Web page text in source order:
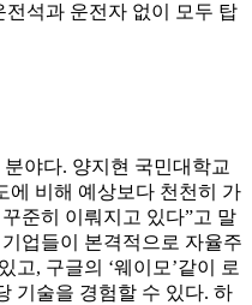
석과 운전자 없이 모두 탑
야다. 양지현 국민대학교
에 비해 예상보다 천천히 가
준히 이뤄지고 있다”고 말
업들이 본격적으로 자율주
고, 구글의 ‘웨이모’같이 로
기술을 경험할 수 있다. 하